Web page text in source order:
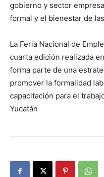
gobierno y sector
formal y el bienestar de
La Feria Nacional de
cuarta edición realizada
forma parte de una
promover la formalidad
capacitación para el
Yucatán